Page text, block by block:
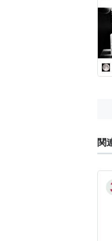
関